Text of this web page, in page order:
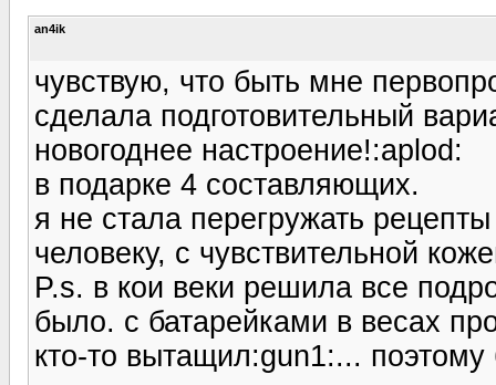
an4ik
чувствую, что быть мне
сделала подготовительный
новогоднее настроение!:aplod:
в подарке 4 составляющих.
я не стала перегружать
человеку, с чувствительной
P.s. в кои веки решила все
было. с батарейками в весах
кто-то вытащил:gun1:...